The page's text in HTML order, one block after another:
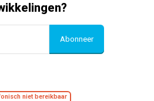
Abonneer
niet bereikbaar